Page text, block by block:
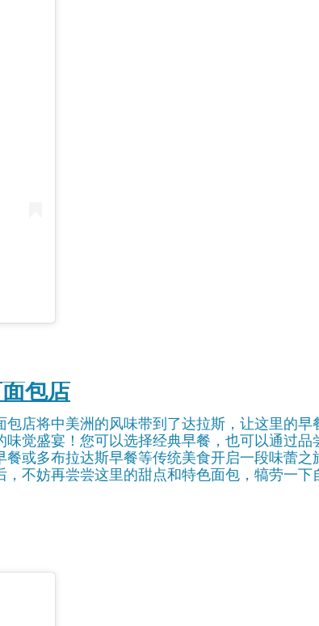
包店
包店将中美洲的风味带到了达拉斯，让这里的早
味觉盛宴！您可以选择经典早餐，也可以通过品
餐或多布拉达斯早餐等传统美食开启一段味蕾之
，不妨再尝尝这里的甜点和特色面包，犒劳一下